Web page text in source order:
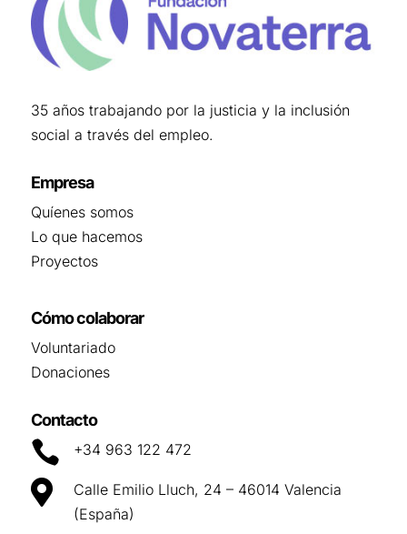
35 años trabajando por la justicia y la inclusión
social a través del empleo.
Empresa
Quíenes somos
Lo que hacemos
Proyectos
Cómo colaborar
Voluntariado
Donaciones
Contacto
 +34 963 122 472

Calle Emilio Lluch, 24 – 46014 Valencia
(España)